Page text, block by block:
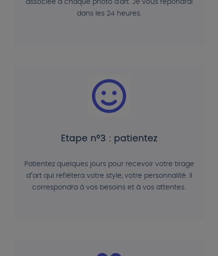
associée à chaque photo d'art. Je vous répondrai
dans les 24 heures.
Etape n°3 : patientez
Patientez quelques jours pour recevoir votre tirage
d"art qui reflétera votre style, votre personnalité. Il
correspondra à vos besoins et à vos attentes.